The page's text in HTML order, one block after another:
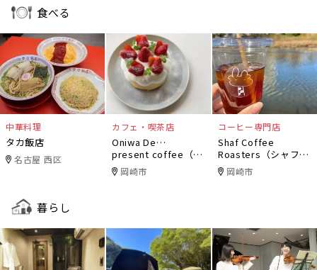
食べる
中華料理
タカ飯店
名古屋 西区
カフェ・喫茶店
Oniwa De…
present coffee（オ
ニワデ）
岡崎市
コーヒー専門店
Shaf Coffee
Roasters（シャフコ
ーヒーロースター
ズ）
岡崎市
暮らし